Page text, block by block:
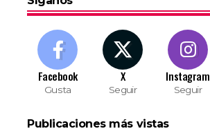
Facebook
Gusta
X
Seguir
Instagram
Seguir
Publicaciones más vistas